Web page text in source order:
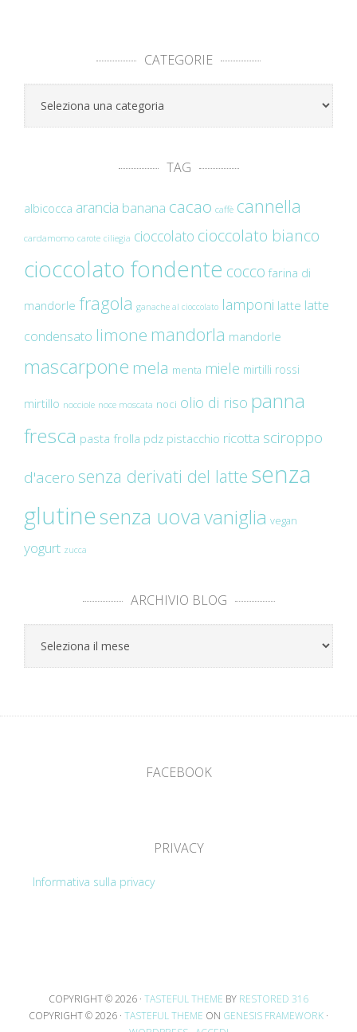
CATEGORIE
Categorie
TAG
albicocca arancia banana cacao caffè cannella
cardamomo carote ciliegia cioccolato cioccolato bianco
cioccolato fondente cocco farina di
mandorle fragola ganache al cioccolato lamponi latte latte
condensato limone mandorla mandorle
mascarpone mela menta miele mirtilli rossi
mirtillo nocciole noce moscata noci olio di riso panna
fresca pasta frolla pdz pistacchio ricotta sciroppo
d'acero senza derivati del latte senza
glutinesenza uovavaniglia vegan
yogurt zucca
ARCHIVIO BLOG
Archivio
Blog
FACEBOOK
PRIVACY
Informativa sulla privacy
COPYRIGHT © 2026 · TASTEFUL THEME BY RESTORED 316
COPYRIGHT © 2026 · TASTEFUL THEME ON GENESIS FRAMEWORK ·